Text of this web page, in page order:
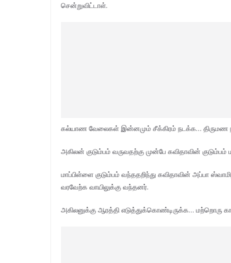
சென்றுவிட்டாள்.
கல்யாண வேலைகள் இன்னமும் சீக்கிரம் நடக்க… திருமண
அகிலன் குடும்பம் வருவதற்கு முன்பே கவிதாவின்
மாப்பிள்ளை குடும்பம் வந்ததறிந்து கவிதாவின் அப்பா
வரவேற்க வாயிலுக்கு வந்தனர்.
அகிலனுக்கு ஆரத்தி எடுத்துக்கொண்டிருக்க… மற்றொரு